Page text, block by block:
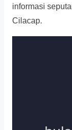
informasi
Cilacap.